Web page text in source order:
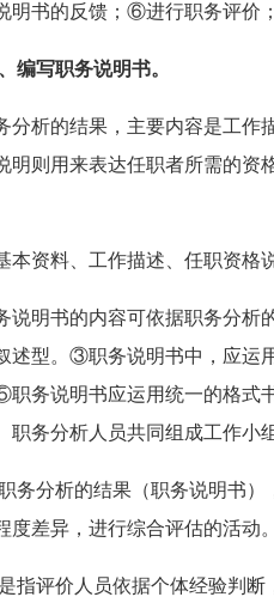
书的反馈；⑥进行职务评价
编写职务说明书。
析的结果，主要内容是工作
明则用来表达任职者所需的资
本资料、工作描述、任职资格
书的内容可依据职务分析
述型。③职务说明书中，应
务说明书应运用统一的格
务分析人员共同组成工作小
务分析的结果（职务说明书）
差异，进行综合评估的活动。
指评价人员依据个体经验判断